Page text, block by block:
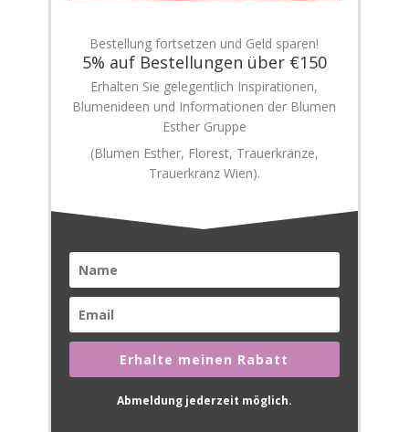
Bestellung fortsetzen und Geld sparen!
5% auf Bestellungen über €150
Erhalten Sie gelegentlich Inspirationen,
Blumenideen und Informationen der Blumen
Esther Gruppe
(Blumen Esther, Florest, Trauerkränze,
Trauerkranz Wien).
Erhalte meinen Rabatt
Abmeldung jederzeit möglich.